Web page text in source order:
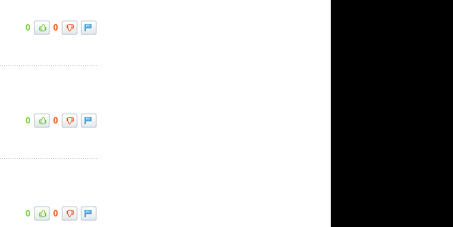
0 0
0 0
0 0